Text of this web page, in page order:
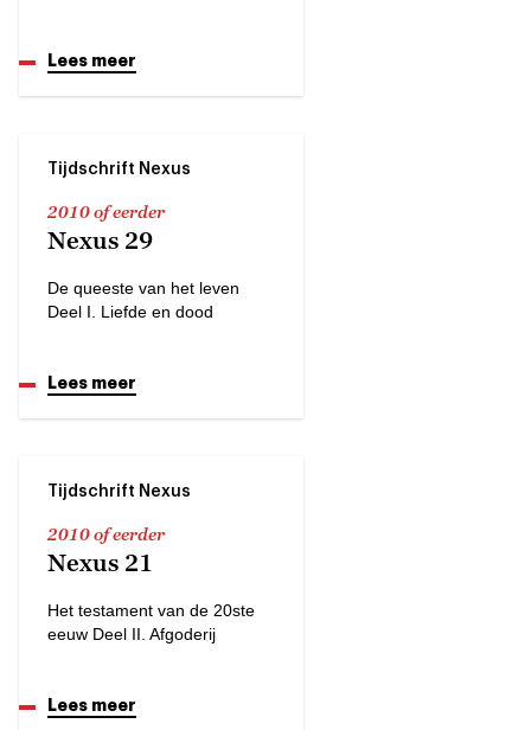
Lees meer
Tijdschrift Nexus
2010 of eerder
Nexus 29
De queeste van het leven
Deel I. Liefde en dood
Lees meer
Tijdschrift Nexus
2010 of eerder
Nexus 21
Het testament van de 20ste
eeuw Deel II. Afgoderij
Lees meer